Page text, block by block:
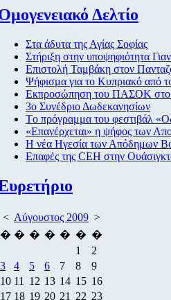
Δελτίο
Στα άδυτα της Αγίας Σοφίας
Στήριξη στην υποψηφιότητα
Επιστολή Ταμβάκη στον
Ψήφισμα για το Κυπριακό από
Εκπροσώπηση του ΠΑΣΟΚ στο
3ο Συνέδριο Δωδεκανησίων
Tο πρόγραμμα του φεστιβάλ
«Επανέρχεται» η ψήφος των
Η νέα Ηγεσία των Απόδημων
Επαφές της CEH στην
< Αύγουστος 2009 >
� � � � � � �
1
2
3
4 5 6 7 8
9
10 11 12 13 14 15 16
17 18 19 20 21 22 23